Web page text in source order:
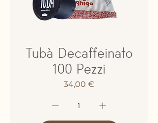
Tubà Decaffeinato
100 Pezzi
Prezzo
34,00 €